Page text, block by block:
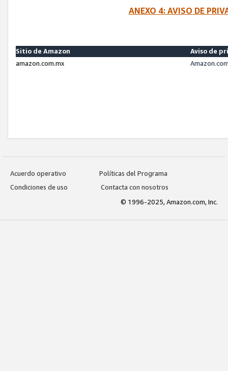
ANEXO 4: AVISO DE
Sitio de Amazon
Aviso de
amazon.com.mx
Acuerdo operativo
Políticas del Programa
Condiciones de uso
Contacta con nosotros
© 1996-2025, Amazon.com, Inc.